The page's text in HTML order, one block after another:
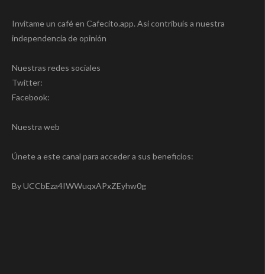
Invitame un café en Cafecito.app. Asi contribuís a nuestra
independencia de opinión
Nuestras redes sociales
Twitter:
Facebook:
Nuestra web
Únete a este canal para acceder a sus beneficios:
By UCCbEza4IWWuqxAPxZEyhw0g